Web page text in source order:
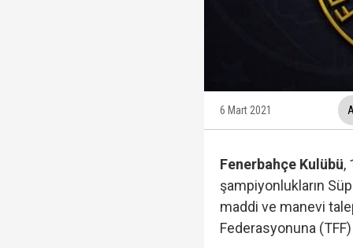
Cumhurbaşkanı
Terörsüz Türkiye
6 Mart 2021
Fenerbahçe Kulübü,
şampiyonlukların
maddi ve manevi
Federasyonuna